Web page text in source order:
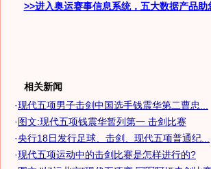
>>进入奥运赛事信息系统，五大数据产品
相关新闻
·现代五项男子击剑中国选手钱震华第二曹忠...
·图文:现代五项钱震华暂列第一 击剑比赛
·央行18日发行足球、击剑、现代五项普通纪...
·现代五项运动中的击剑比赛是怎样进行的?